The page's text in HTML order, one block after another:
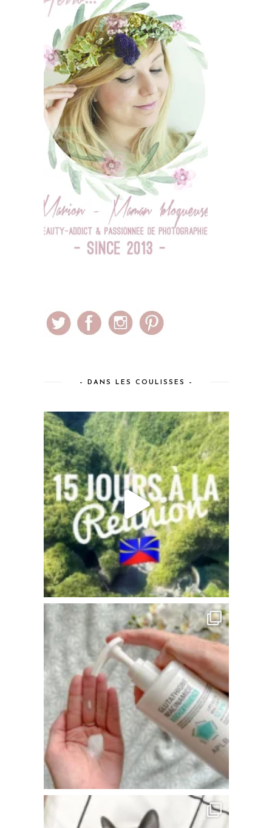
– DANS LES COULISSES –